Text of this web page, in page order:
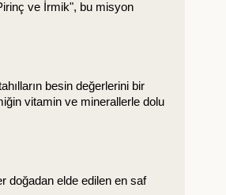
ve İrmik", bu misyon
besin değerlerini bir
vitamin ve minerallerle dolu
doğadan elde edilen en saf